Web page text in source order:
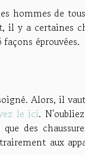
hommes de
il y a certaines
éprouvées.
Alors, il
le ici.
des
aux